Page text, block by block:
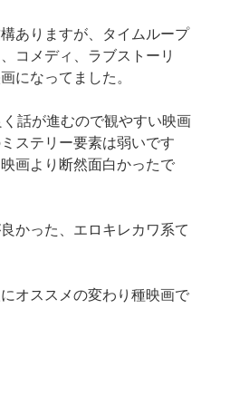
ありますが、タイムループ
コメディ、ラブストーリ
になってました。
話が進むので観やすい映画
ステリー要素は弱いです
画より断然面白かったで
かった、エロキレカワ系て
オススメの変わり種映画で